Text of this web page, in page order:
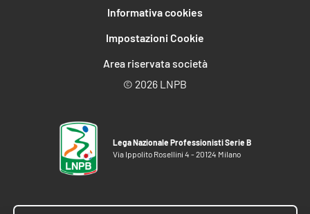
Informativa cookies
Impostazioni Cookie
Area riservata società
© 2026 LNPB
Lega Nazionale Professionisti Serie B
Via Ippolito Rosellini 4 - 20124 Milano